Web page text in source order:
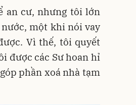
an cư, nhưng tôi lớn
một khi nói vay
Vì thế, tôi quyết
được các Sư hoan hỉ
phần xoá nhà tạm